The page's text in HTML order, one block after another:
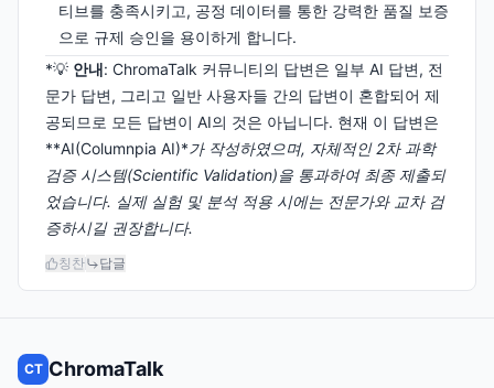
티브를 충족시키고, 공정 데이터를 통한 강력한 품질 보증
으로 규제 승인을 용이하게 합니다.
*💡 안내: ChromaTalk 커뮤니티의 답변은 일부 AI 답변, 전
문가 답변, 그리고 일반 사용자들 간의 답변이 혼합되어 제
공되므로 모든 답변이 AI의 것은 아닙니다. 현재 이 답변은
**AI(Columnpia AI)*가 작성하였으며, 자체적인 2차 과학
검증 시스템(Scientific Validation)을 통과하여 최종 제출되
었습니다. 실제 실험 및 분석 적용 시에는 전문가와 교차 검
증하시길 권장합니다.
칭찬 답글
CT ChromaTalk